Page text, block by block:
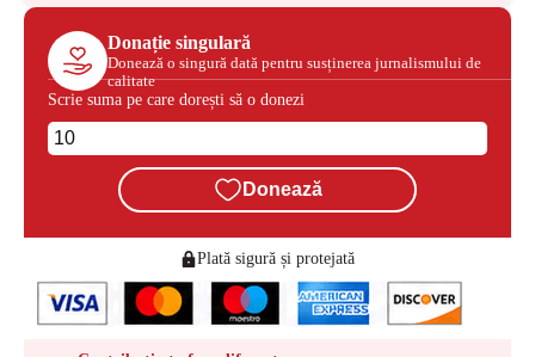
Donație singulară
Donează o singură dată pentru susținerea jurnalismului de
calitate
Scrie suma pe care dorești să o donezi
Donează
Plată sigură și protejată